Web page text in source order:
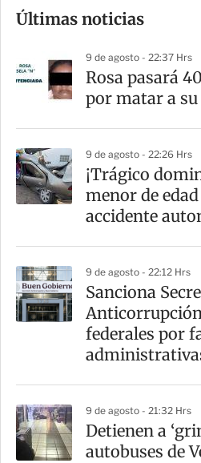
m
a
r
Últimas noticias
9 de agosto - 22:37 Hrs
Rosa pasará
por matar a
9 de agosto - 22:26 Hrs
¡Trágico
menor de
accidente
9 de agosto - 22:12 Hrs
Sanciona
federales por
9 de agosto - 21:32 Hrs
Detienen a
autobuses de